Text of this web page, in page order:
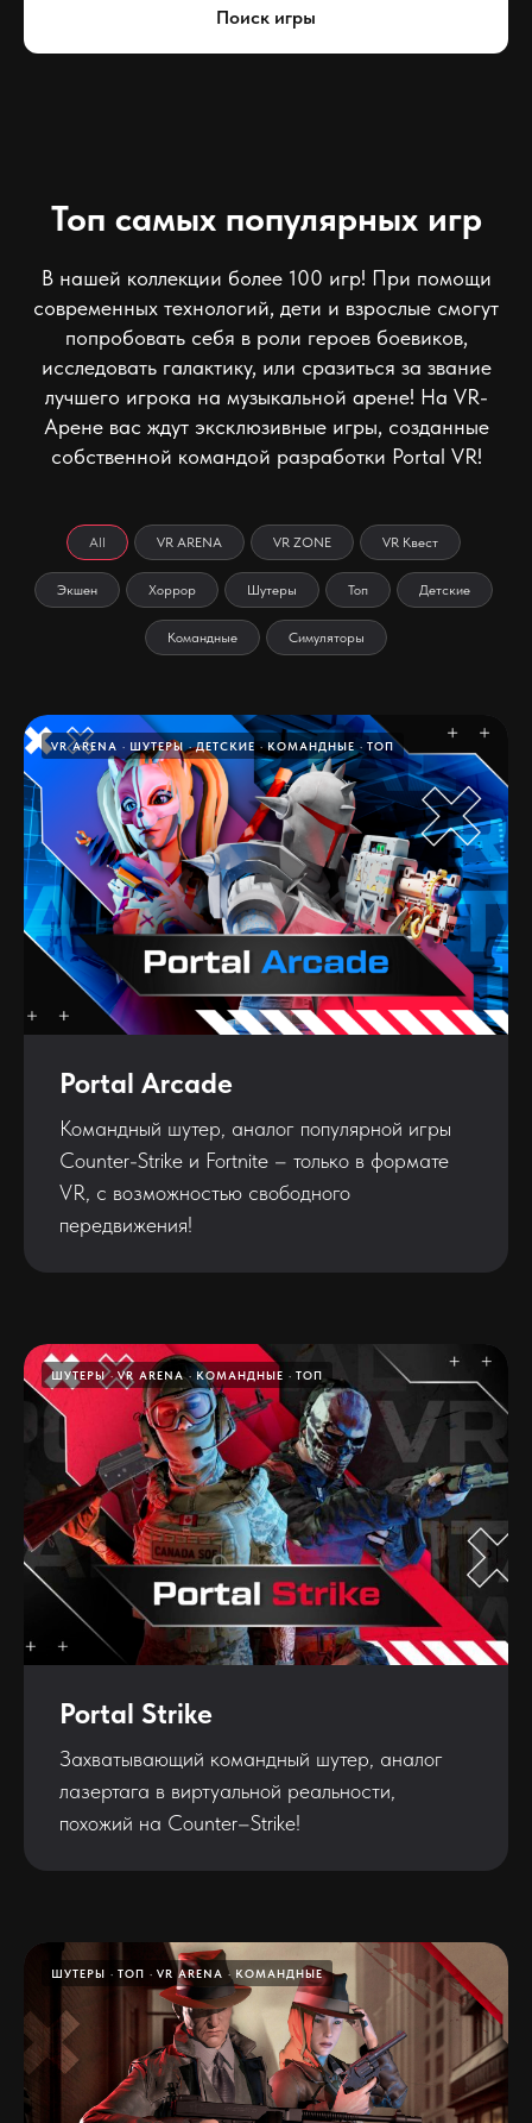
Поиск игры
Топ самых популярных игр
В нашей коллекции более 100 игр! При помощи
современных технологий, дети и взрослые смогут
попробовать себя в роли героев боевиков,
исследовать галактику, или сразиться за звание
лучшего игрока на музыкальной арене! На VR-
Арене вас ждут эксклюзивные игры, созданные
собственной командой разработки Portal VR!
All VR ARENA VR ZONE VR Квест
Экшен Хоррор Шутеры Топ Детские
Командные Симуляторы
VR ARENA ШУТЕРЫ ДЕТСКИЕ КОМАНДНЫЕ ТОП
Portal Arcade
Командный шутер, аналог популярной игры
Counter-Strike и Fortnite – только в формате
VR, с возможностью свободного
передвижения!
ШУТЕРЫ VR ARENA КОМАНДНЫЕ ТОП
Portal Strike
Захватывающий командный шутер, аналог
лазертага в виртуальной реальности,
похожий на Counter–Strike!
ШУТЕРЫ ТОП VR ARENA КОМАНДНЫЕ